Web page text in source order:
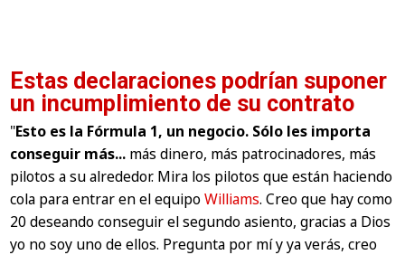
Estas declaraciones podrían suponer
un incumplimiento de su contrato
"Esto es la Fórmula 1, un negocio. Sólo les importa
conseguir más... más dinero, más patrocinadores, más
pilotos a su alrededor. Mira los pilotos que están haciendo
cola para entrar en el equipoWilliams. Creo que hay como
20 deseando conseguir el segundo asiento, gracias a Dios
yo no soy uno de ellos. Pregunta por mí y ya verás, creo